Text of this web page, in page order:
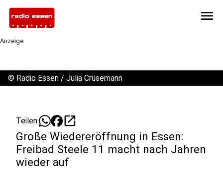
menu
Anzeige
© Radio Essen / Julia Crüsemann
Teilen: open_in_new
Große Wiedereröffnung in Essen:
Freibad Steele 11 macht nach Jahren
wieder auf